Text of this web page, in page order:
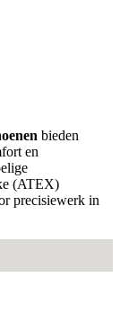
bieden
en
(ATEX)
precisiewerk in